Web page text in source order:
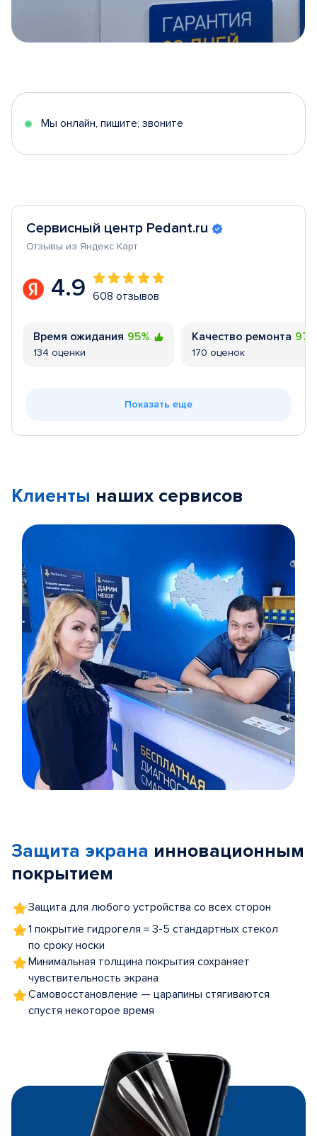
5
Мы онлайн, пишите, звоните
Сервисный центр Pedant.ru
Отзывы из Яндекс Карт
4.9 608 отзывов
Время ожидания 95%
134 оценки
Качество ремонта
170 оценок
Показать еще
Клиенты наших сервисов
5
Защита экрана инновационным
покрытием
Защита для любого устройства со всех сторон
1 покрытие гидрогеля = 3-5 стандартных стекол
по сроку носки
Минимальная толщина покрытия сохраняет
чувствительность экрана
Самовосстановление — царапины стягиваются
спустя некоторое время